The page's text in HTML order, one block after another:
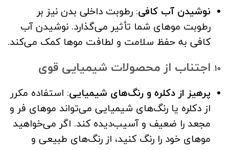
نوشیدن آب کافی: رطوبت داخلی بدن نیز بر
رطوبت موهای شما تأثیر می‌گذارد. نوشیدن آب
کافی به حفظ سلامت و لطافت موها کمک می‌کند.
اجتناب از محصولات شیمیایی قوی
پرهیز از دکلره و رنگ‌های شیمیایی: استفاده مکرر
از دکلره یا رنگ‌های شیمیایی می‌تواند موهای فر و
مجعد را ضعیف و آسیب‌دیده کند. اگر می‌خواهید
موهای خود را رنگ کنید، از رنگ‌های طبیعی و